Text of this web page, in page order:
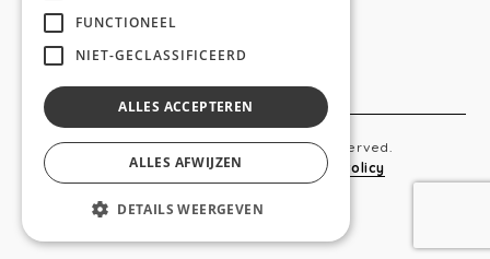
Copyright © 2019 Anso. All rights reserved.
Sitemap-Privacy Policy Cookie Policy
webdesigned by
FUNCTIONEEL
NIET-GECLASSIFICEERD
ALLES ACCEPTEREN
ALLES AFWIJZEN
DETAILS WEERGEVEN